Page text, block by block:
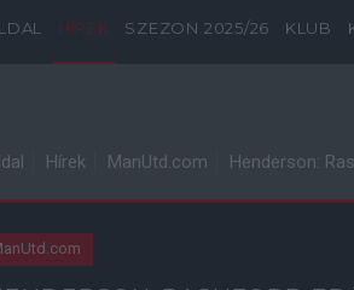
HÍREK SZEZON 2025/26 KLUB
Hírek ManUtd.com Henderson: